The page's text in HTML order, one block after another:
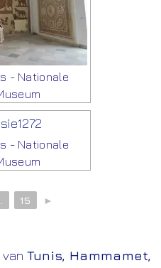
- Nationale
- Nationale
15 ►
Tunis, Hammamet,